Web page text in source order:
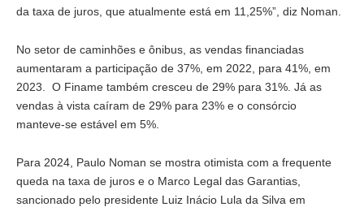
da taxa de juros, que atualmente está em 11,25%”, diz Noman.
No setor de caminhões e ônibus, as vendas financiadas
aumentaram a participação de 37%, em 2022, para 41%, em
2023. O Finame também cresceu de 29% para 31%. Já as
vendas à vista caíram de 29% para 23% e o consórcio
manteve-se estável em 5%.
Para 2024, Paulo Noman se mostra otimista com a frequente
queda na taxa de juros e o Marco Legal das Garantias,
sancionado pelo presidente Luiz Inácio Lula da Silva em